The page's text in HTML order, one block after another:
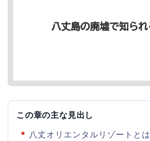
この章の主な見出し
八丈オリエンタルリゾートとは